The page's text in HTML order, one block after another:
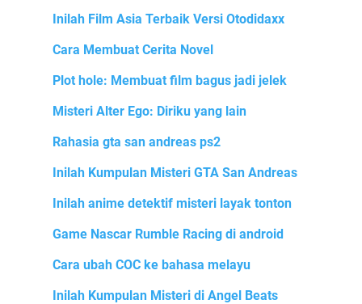
Inilah Film Asia Terbaik Versi Otodidaxx
Cara Membuat Cerita Novel
Plot hole: Membuat film bagus jadi jelek
Misteri Alter Ego: Diriku yang lain
Rahasia gta san andreas ps2
Inilah Kumpulan Misteri GTA San Andreas
Inilah anime detektif misteri layak tonton
Game Nascar Rumble Racing di android
Cara ubah COC ke bahasa melayu
Inilah Kumpulan Misteri di Angel Beats